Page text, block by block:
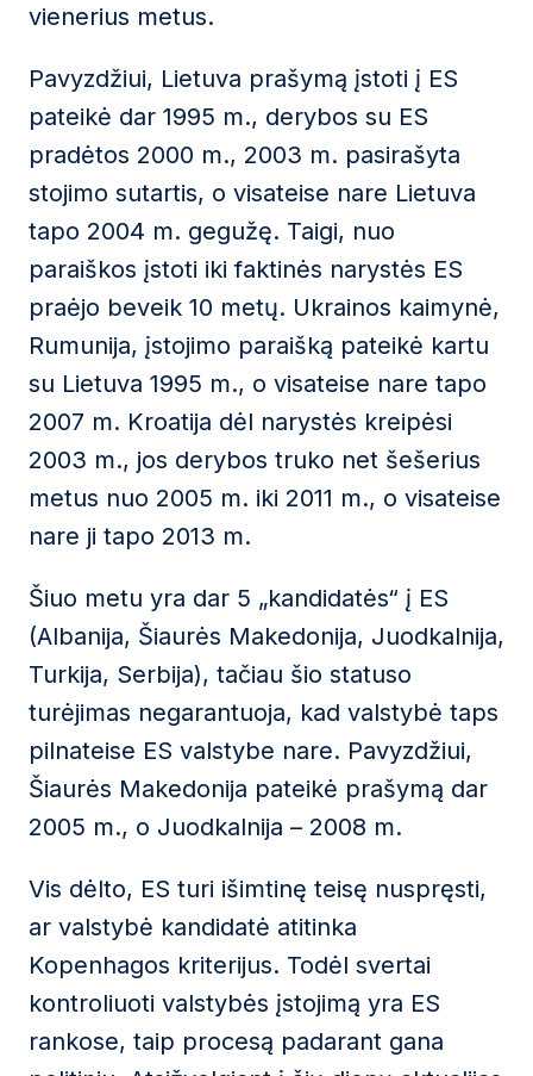
vienerius metus.
Pavyzdžiui, Lietuva prašymą įstoti į ES
pateikė dar 1995 m., derybos su ES
pradėtos 2000 m., 2003 m. pasirašyta
stojimo sutartis, o visateise nare Lietuva
tapo 2004 m. gegužę. Taigi, nuo
paraiškos įstoti iki faktinės narystės ES
praėjo beveik 10 metų. Ukrainos kaimynė,
Rumunija, įstojimo paraišką pateikė kartu
su Lietuva 1995 m., o visateise nare tapo
2007 m. Kroatija dėl narystės kreipėsi
2003 m., jos derybos truko net šešerius
metus nuo 2005 m. iki 2011 m., o visateise
nare ji tapo 2013 m.
Šiuo metu yra dar 5 „kandidatės“ į ES
(Albanija, Šiaurės Makedonija, Juodkalnija,
Turkija, Serbija), tačiau šio statuso
turėjimas negarantuoja, kad valstybė taps
pilnateise ES valstybe nare. Pavyzdžiui,
Šiaurės Makedonija pateikė prašymą dar
2005 m., o Juodkalnija – 2008 m.
Vis dėlto, ES turi išimtinę teisę nuspręsti,
ar valstybė kandidatė atitinka
Kopenhagos kriterijus. Todėl svertai
kontroliuoti valstybės įstojimą yra ES
rankose, taip procesą padarant gana